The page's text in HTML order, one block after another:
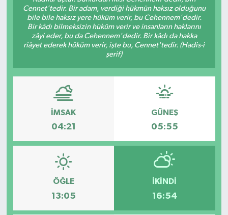
Cennet'tedir. Bir adam, verdiği hükmün haksız olduğunu
bile bile haksız yere hüküm verir, bu Cehennem'dedir.
Bir kâdı bilmeksizin hüküm verir ve insanların haklarını
zâyi eder, bu da Cehennem'dedir. Bir kâdı da hakka
riâyet ederek hüküm verir, işte bu, Cennet'tedir. (Hadis-i
şerif)
İMSAK
04:21
GÜNEŞ
05:55
ÖĞLE
13:05
İKINDI
16:54